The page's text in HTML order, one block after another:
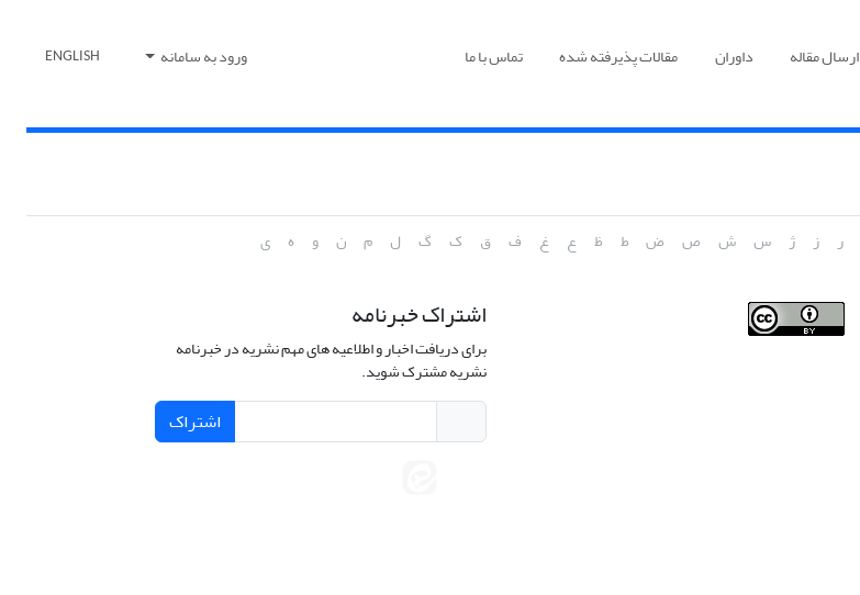
ارسال مقاله داوران مقالات پذیرفته شده تماس با ما ورود به سامانه ENGLISH
ر ز ژ س ش ص ض ط ظ ع غ ف ق ک گ ل م ن و ه ی
اشتراک خبرنامه
برای دریافت اخبار و اطلاعیه های مهم نشریه در خبرنامه
نشریه مشترک شوید.
اشتراک